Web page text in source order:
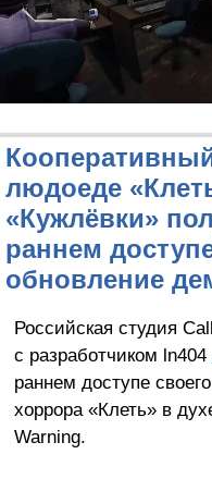
людоеде
«Кужлёвки»
раннем
обновление
Российская студия
с разработчиком ln404
раннем доступе
хоррора «Клеть» в
Warning.